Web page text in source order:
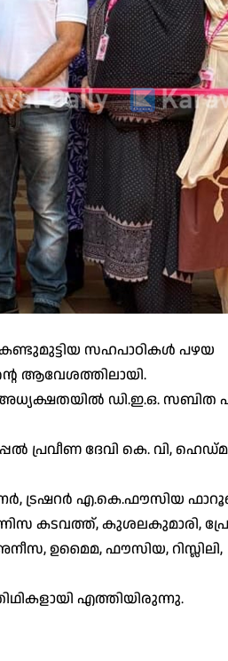
കണ്ടുമുട്ടിയ സഹപാഠികൾ പഴയ
ആവേശത്തിലായി.
ഡി.ഇ.ഒ. സബിത
പ്രവീണ ദേവി കെ. വി,
ട്രഷറർ എ.കെ.ഫൗസിയ
കടവത്ത്, കുശലകുമാരി,
ഉമൈമ, ഫൗസിയ, റിസ്ലിലി,
എത്തിയിരുന്നു.